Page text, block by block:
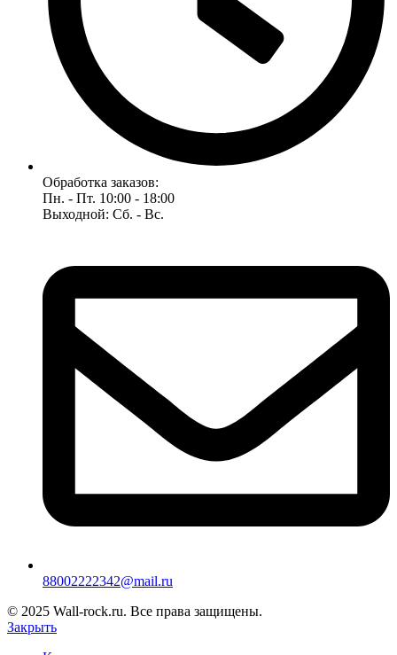
Обработка заказов:
Пн. - Пт. 10:00 - 18:00
Выходной: Сб. - Вс.
88002222342@mail.ru
© 2025 Wall-rock.ru. Все права защищены.
Закрыть